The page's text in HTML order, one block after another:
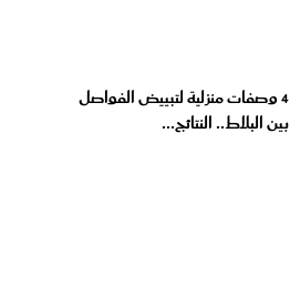
4 وصفات منزلية لتبييض الفواصل
بين البلاط.. النتائج...